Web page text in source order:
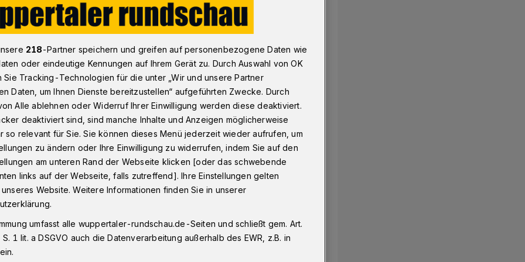
aus dem Umfeld
aus dem
der "Reinhard und Max Mannesmann-
hat der in Remscheid
die Wuppertaler Junior
218-Partner speichern und greifen auf personenbezogene Daten wie
oder eindeutige Kennungen auf Ihrem Gerät zu. Durch Auswahl von OK
Sie Tracking-Technologien für die unter „Wir und unsere Partner
Daten, um Ihnen Dienste bereitzustellen“ aufgeführten Zwecke. Durch
Alle ablehnen oder Widerruf Ihrer Einwilligung werden diese deaktiviert.
deaktiviert sind, sind manche Inhalte und Anzeigen möglicherweise
so relevant für Sie. Sie können dieses Menü jederzeit wieder aufrufen, um
zu ändern oder Ihre Einwilligung zu widerrufen, indem Sie auf den
am unteren Rand der Webseite klicken [oder das schwebende
links auf der Webseite, falls zutreffend]. Ihre Einstellungen gelten
Website. Weitere Informationen finden Sie in unserer
umfasst alle wuppertaler-rundschau.de-Seiten und schließt gem. Art.
1 lit. a DSGVO auch die Datenverarbeitung außerhalb des EWR, z.B. in